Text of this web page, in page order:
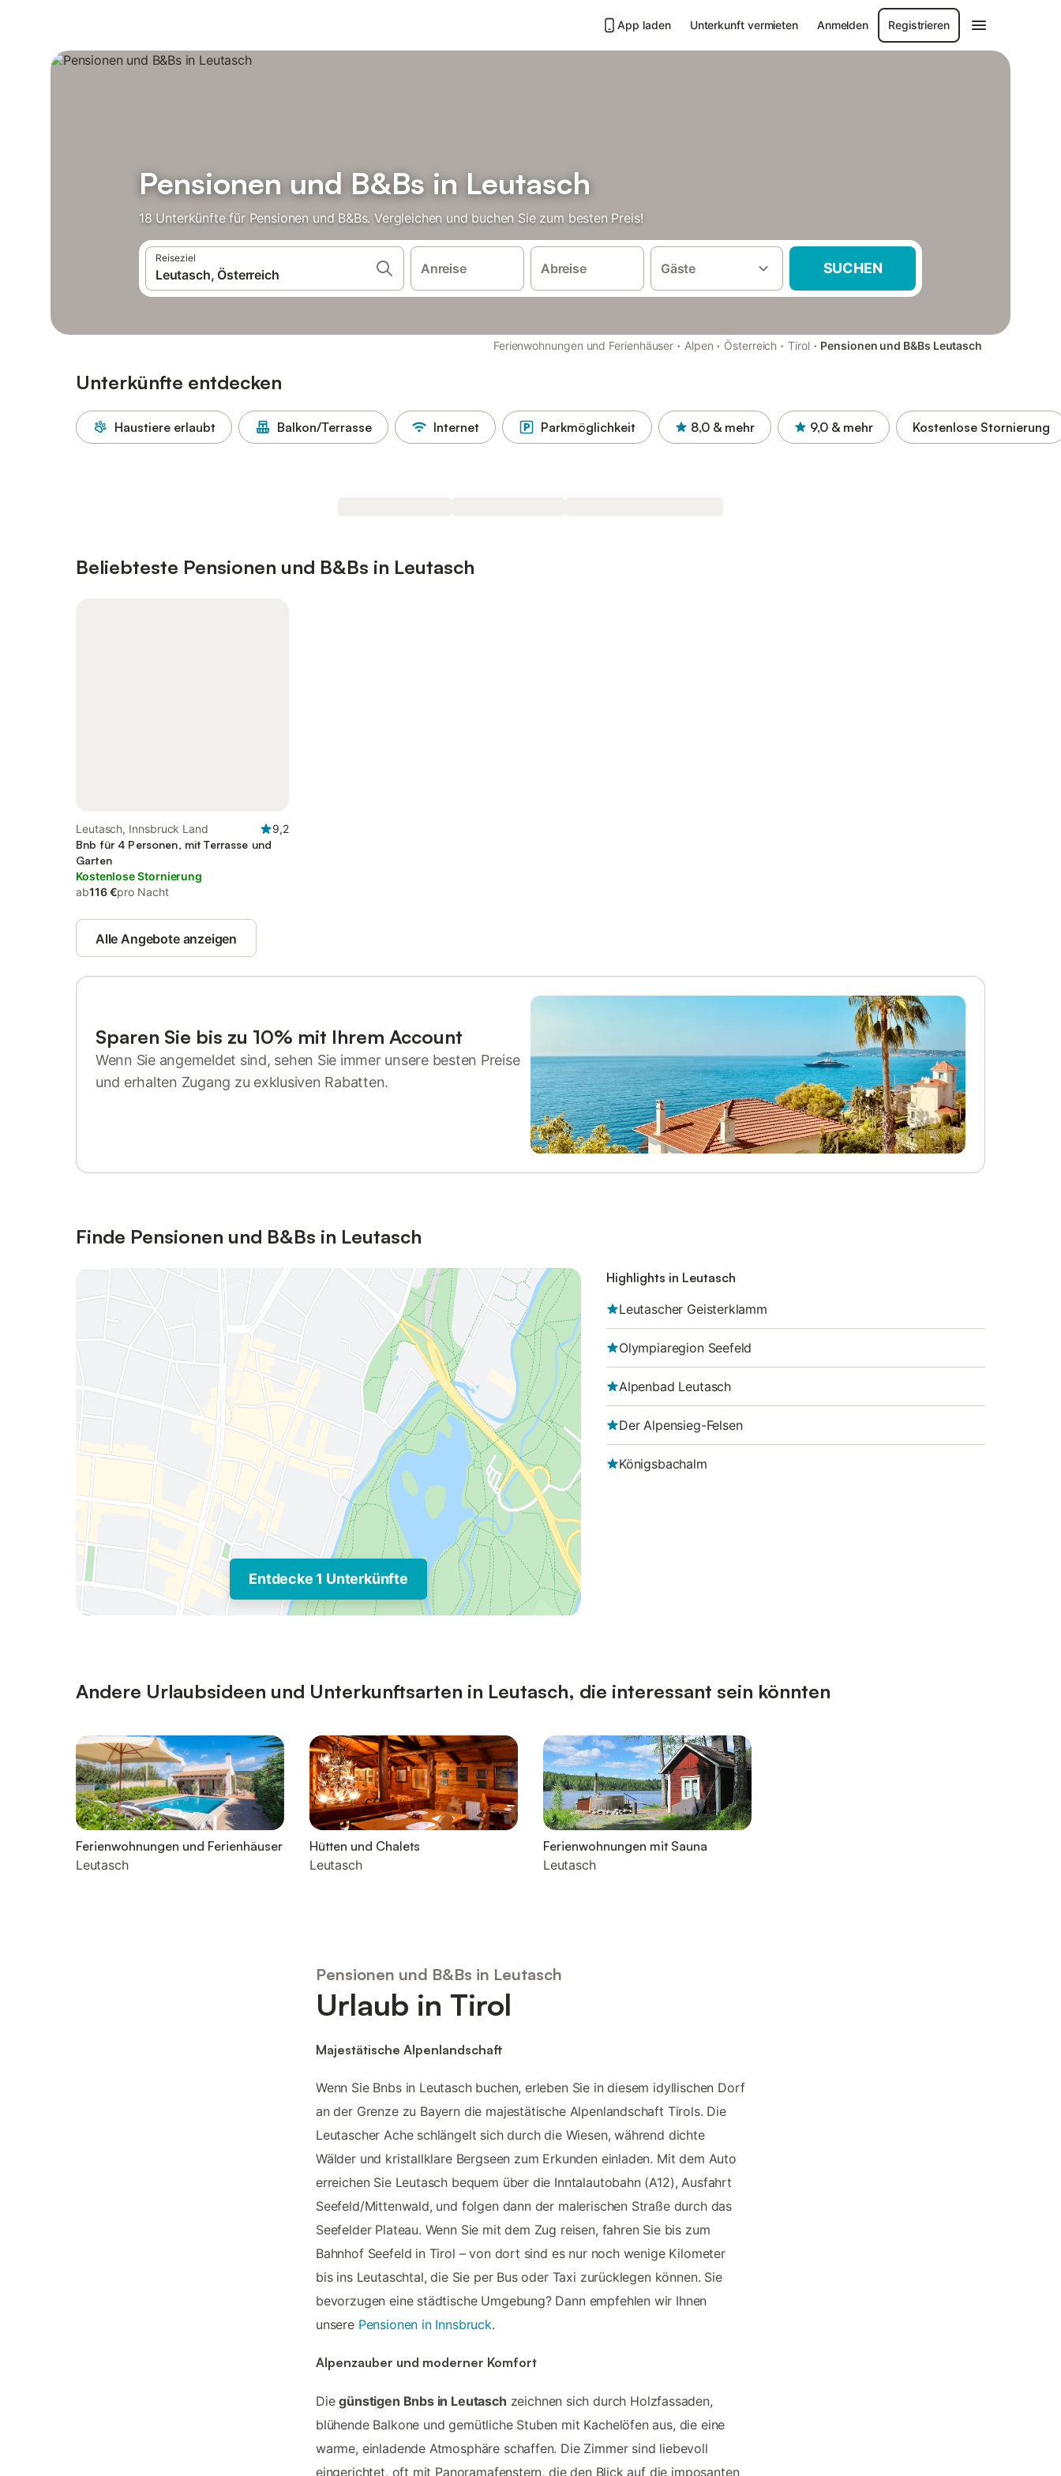
App laden Unterkunft vermieten Anmelden Registrieren
Pensionen und B&Bs in Leutasch
18 Unterkünfte für Pensionen und B&Bs. Vergleichen und buchen Sie zum besten Preis!
Reiseziel
Anreise Abreise Gäste SUCHEN
Ferienwohnungen und Ferienhäuser · Alpen · Österreich · Tirol · Pensionen und B&Bs Leutasch
Unterkünfte entdecken
Haustiere erlaubt Balkon/Terrasse Internet Parkmöglichkeit 8,0 & mehr 9,0 & mehr Kostenlose Stornierung
Beliebteste Pensionen und B&Bs in Leutasch
Leutasch, Innsbruck Land
9,2
Bnb für 4 Personen, mit Terrasse und
Garten
Kostenlose Stornierung
ab116 €pro Nacht
Alle Angebote anzeigen
Sparen Sie bis zu 10% mit Ihrem Account
Wenn Sie angemeldet sind, sehen Sie immer unsere besten Preise
und erhalten Zugang zu exklusiven Rabatten.
Finde Pensionen und B&Bs in Leutasch
Entdecke 1 Unterkünfte
Highlights in Leutasch
Leutascher Geisterklamm
Olympiaregion Seefeld
Alpenbad Leutasch
Der Alpensieg-Felsen
Königsbachalm
Andere Urlaubsideen und Unterkunftsarten in Leutasch, die interessant sein könnten
Ferienwohnungen und Ferienhäuser
Leutasch
Hütten und Chalets
Leutasch
Ferienwohnungen mit Sauna
Leutasch
Pensionen und B&Bs in Leutasch
Urlaub in Tirol
Majestätische Alpenlandschaft
Wenn Sie Bnbs in Leutasch buchen, erleben Sie in diesem idyllischen Dorf
an der Grenze zu Bayern die majestätische Alpenlandschaft Tirols. Die
Leutascher Ache schlängelt sich durch die Wiesen, während dichte
Wälder und kristallklare Bergseen zum Erkunden einladen. Mit dem Auto
erreichen Sie Leutasch bequem über die Inntalautobahn (A12), Ausfahrt
Seefeld/Mittenwald, und folgen dann der malerischen Straße durch das
Seefelder Plateau. Wenn Sie mit dem Zug reisen, fahren Sie bis zum
Bahnhof Seefeld in Tirol – von dort sind es nur noch wenige Kilometer
bis ins Leutaschtal, die Sie per Bus oder Taxi zurücklegen können. Sie
bevorzugen eine städtische Umgebung? Dann empfehlen wir Ihnen
unsere Pensionen in Innsbruck.
Alpenzauber und moderner Komfort
Diegünstigen Bnbs in Leutasch zeichnen sich durch Holzfassaden,
blühende Balkone und gemütliche Stuben mit Kachelöfen aus, die eine
warme, einladende Atmosphäre schaffen. Die Zimmer sind liebevoll
eingerichtet, oft mit Panoramafenstern, die den Blick auf die imposanten